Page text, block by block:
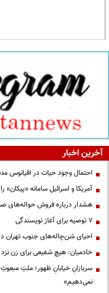
آخرین اخبار
احتمال وجود حیات در اقیانوس
آمریکا و اسرائیل سامانه «پیکان»
هشدار درباره فروش حواله‌های
۷ توصیه برای آغاز نویسندگی
احیای شن‌چاله‌های جنوب تهران
خادمیان: هیچ شفیعی برای زن
سربازانِ خیابانِ ظهور؛ ملتِ
نمی‌دهیم»